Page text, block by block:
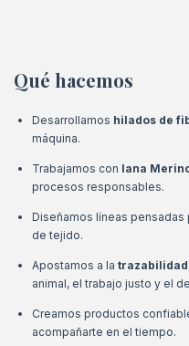
Qué hacemos
Desarrollamos hilados de
máquina.
Trabajamos con lana
procesos responsables.
Diseñamos líneas
de tejido.
Apostamos a la trazabilidad
animal, el trabajo justo y el
Creamos productos
acompañarte en el tiempo.